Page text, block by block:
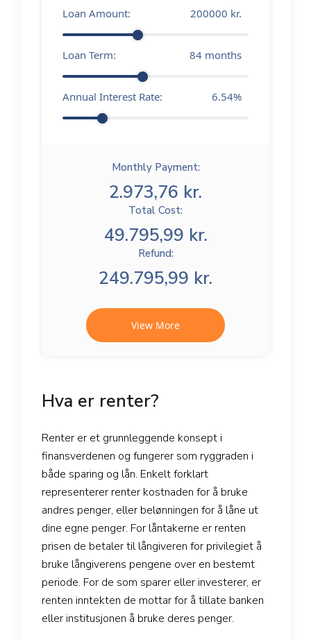
Loan Amount: 200000 kr.
Loan Term: 84 months
Annual Interest Rate: 6.54%
Monthly Payment:
2.973,76 kr.
Total Cost:
49.795,99 kr.
Refund:
249.795,99 kr.
View More
Hva er renter?
Renter er et grunnleggende konsept i
finansverdenen og fungerer som ryggraden i
både sparing og lån. Enkelt forklart
representerer renter kostnaden for å bruke
andres penger, eller belønningen for å låne ut
dine egne penger. For låntakerne er renten
prisen de betaler til långiveren for privilegiet å
bruke långiverens pengene over en bestemt
periode. For de som sparer eller investerer, er
renten inntekten de mottar for å tillate banken
eller institusjonen å bruke deres penger.